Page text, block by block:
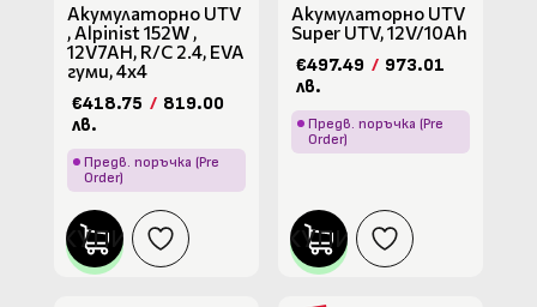
Акумулаторно UTV
, Alpinist 152W ,
12V7AH, R/C 2.4, EVA
гуми, 4х4
€418.75 / 819.00
лв.
Предв. поръчка (Pre
Order)
КУПИ
Акумулаторно UTV
Super UTV, 12V/10Ah
€497.49 / 973.01
лв.
Предв. поръчка (Pre
Order)
КУПИ